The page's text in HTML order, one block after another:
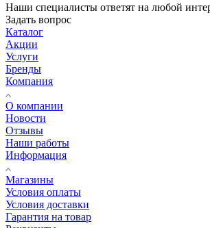
Наши специалисты ответят на любой
Задать вопрос
Каталог
Акции
Услуги
Бренды
Компания
О компании
Новости
Отзывы
Наши работы
Информация
Магазины
Условия оплаты
Условия доставки
Гарантия на товар